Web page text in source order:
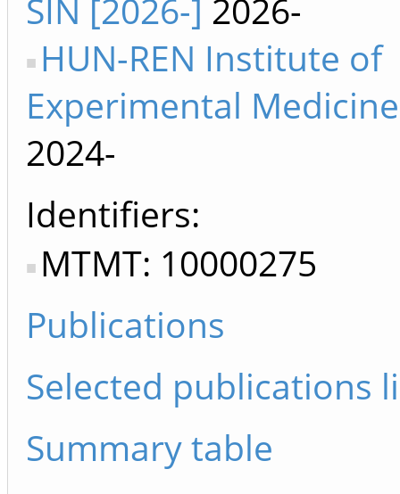
SIN [2026-] 2026-
HUN-REN Institute of
Experimental
2024-
Identifiers
MTMT: 10000275
Publications
Selected publications
Summary table